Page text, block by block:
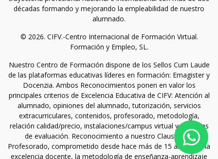
décadas formando y mejorando la empleabilidad de nuestro
alumnado.
© 2026. CIFV.-Centro Internacional de Formación Virtual.
Formación y Empleo, SL.
Nuestro Centro de Formación dispone de los Sellos Cum Laude
de las plataformas educativas líderes en formación: Emagister y
Docenzia. Ambos Reconocimientos ponen en valor los
principales criterios de Excelencia Educativa de CIFV: Atención al
alumnado, opiniones del alumnado, tutorización, servicios
extracurriculares, contenidos, profesorado, metodología,
relación calidad/precio, instalaciones/campus virtual y sistemas
de evaluación. Reconocimiento a nuestro Claustro de
Profesorado, comprometido desde hace más de 15 años con la
excelencia docente, la metodología de enseñanza-aprendizaje